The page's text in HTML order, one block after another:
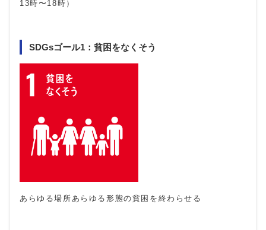
13時〜18時）
SDGsゴール1：貧困をなくそう
あらゆる場所あらゆる形態の貧困を終わらせる